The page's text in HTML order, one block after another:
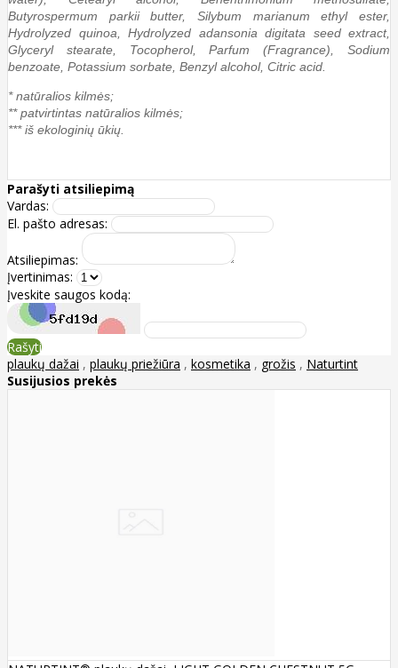
Butyrospermum parkii butter, Silybum marianum ethyl ester,
Hydrolyzed quinoa, Hydrolyzed adansonia digitata seed extract,
Glyceryl stearate, Tocopherol, Parfum (Fragrance), Sodium
benzoate, Potassium sorbate, Benzyl alcohol, Citric acid.
* natūralios kilmės;
** patvirtintas natūralios kilmės;
*** iš ekologinių ūkių.
Parašyti atsiliepimą
Vardas:
El. pašto adresas:
Atsiliepimas:
Įvertinimas:
Įveskite saugos kodą:
Rašyti
plaukų dažai , plaukų priežiūra , kosmetika , grožis , Naturtint
Susijusios prekės